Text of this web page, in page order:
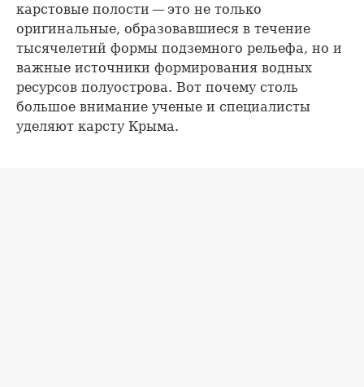
карстовые полости — это не только
оригинальные, образовавшиеся в течение
тысячелетий формы подземного рельефа, но и
важные источники формирования водных
ресурсов полуострова. Вот почему столь
большое внимание ученые и специалисты
уделяют карсту Крыма.